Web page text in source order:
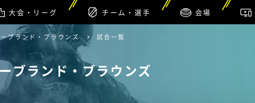
大会・リーグ チーム・選手 会場
ブランド・ブラウンズ 試合一覧
ブランド・ブラウンズ